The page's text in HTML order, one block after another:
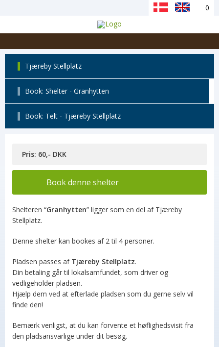
0
Tjæreby Stellplatz
Book: Shelter - Granhytten
Book: Telt - Tjæreby Stellplatz
Pris: 60,- DKK
Book denne shelter
Shelteren “Granhytten” ligger som en del af Tjæreby
Stellplatz.
Denne shelter kan bookes af 2 til 4 personer.
Pladsen passes af Tjæreby Stellplatz.
Din betaling går til lokalsamfundet, som driver og
vedligeholder pladsen.
Hjælp dem ved at efterlade pladsen som du gerne selv vil
finde den!
Bemærk venligst, at du kan forvente et høflighedsvisit fra
den pladsansvarlige under dit besøg.